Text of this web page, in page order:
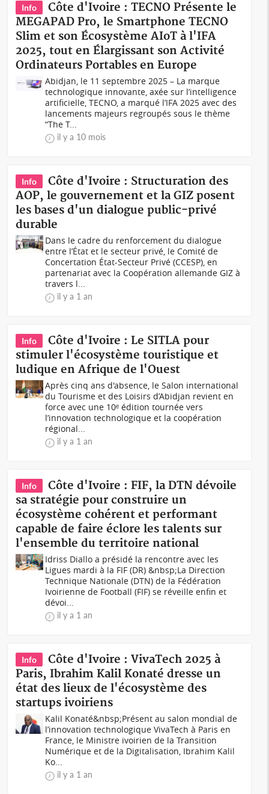
Info
Côte d'Ivoire : TECNO Présente le
MEGAPAD Pro, le Smartphone TECNO
Slim et son Écosystème AIoT à l'IFA
2025, tout en Élargissant son Activité
Ordinateurs Portables en Europe
Abidjan, le 11 septembre 2025 – La marque
technologique innovante, axée sur l’intelligence
artificielle, TECNO, a marqué l’IFA 2025 avec des
lancements majeurs regroupés sous le thème
“The T...
il y a 10 mois
Info
Côte d'Ivoire : Structuration des
AOP, le gouvernement et la GIZ posent
les bases d'un dialogue public-privé
durable
Dans le cadre du renforcement du dialogue
entre l’État et le secteur privé, le Comité de
Concertation État-Secteur Privé (CCESP), en
partenariat avec la Coopération allemande GIZ à
travers l...
il y a 1 an
Info
Côte d'Ivoire : Le SITLA pour
stimuler l'écosystème touristique et
ludique en Afrique de l'Ouest
Après cinq ans d'absence, le Salon international
du Tourisme et des Loisirs d’Abidjan revient en
force avec une 10ᵉ édition tournée vers
l’innovation technologique et la coopération
régional...
il y a 1 an
Info
Côte d'Ivoire : FIF, la DTN dévoile
sa stratégie pour construire un
écosystème cohérent et performant
capable de faire éclore les talents sur
l'ensemble du territoire national
Idriss Diallo a présidé la rencontre avec les
Ligues mardi à la FIF (DR) &nbsp;La Direction
Technique Nationale (DTN) de la Fédération
Ivoirienne de Football (FIF) se réveille enfin et
dévoi...
il y a 1 an
Info
Côte d'Ivoire : VivaTech 2025 à
Paris, Ibrahim Kalil Konaté dresse un
état des lieux de l'écosystème des
startups ivoiriens
Kalil Konaté&nbsp;Présent au salon mondial de
l’innovation technologique VivaTech à Paris en
France, le Ministre ivoirien de la Transition
Numérique et de la Digitalisation, Ibrahim Kalil
Ko...
il y a 1 an